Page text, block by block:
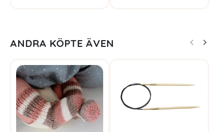
ANDRA KÖPTE ÄVEN